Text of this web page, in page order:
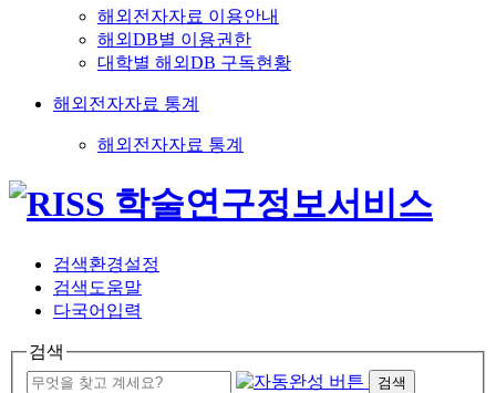
해외전자자료 이용안내
해외DB별 이용권한
대학별 해외DB 구독현황
해외전자자료 통계
해외전자자료 통계
검색환경설정
검색도움말
다국어입력
검색
검색